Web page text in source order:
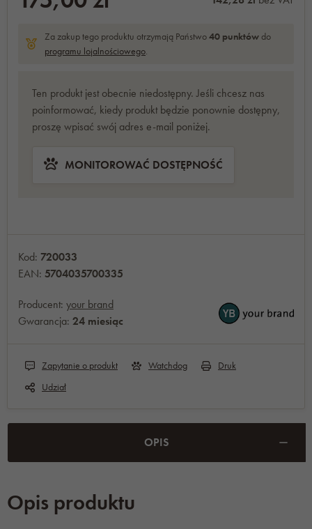
Za zakup tego produktu otrzymają Państwo40 punktów do
programu lojalnościowego.
Ten produkt jest obecnie niedostępny. Jeśli chcesz nas
poinformować, kiedy produkt będzie ponownie dostępny,
proszę wpisać swój adres e-mail poniżej.
MONITOROWAĆ DOSTĘPNOŚĆ
Kod: 720033
EAN: 5704035700335
Producent: your brand
Gwarancja: 24 miesiąc
Zapytanie o produkt Watchdog
Druk
Udział
OPIS
Opis produktu